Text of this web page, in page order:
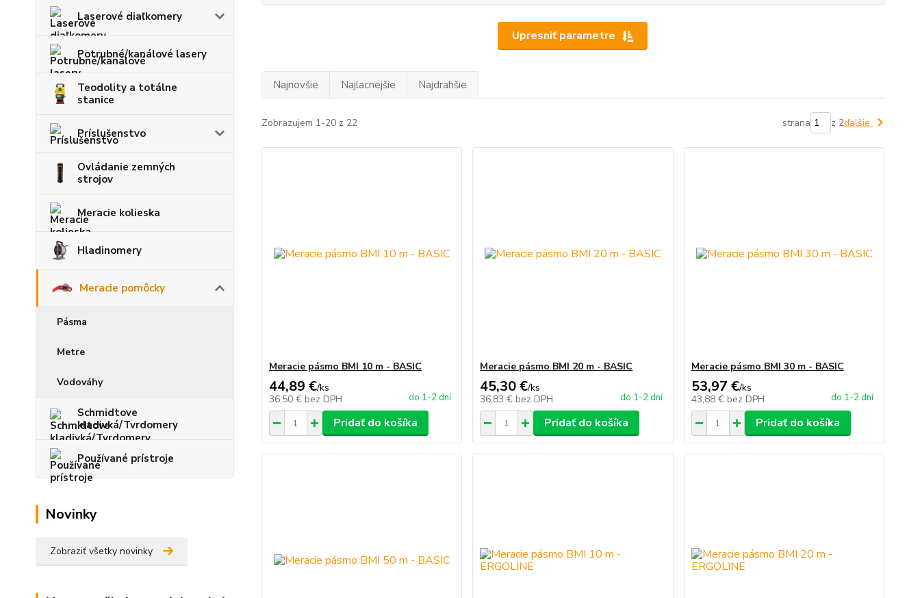
Laserové diaľkomery
Potrubné/kanálové lasery
Teodolity a totálne
stanice
Príslušenstvo
Ovládanie zemných
strojov
Meracie kolieska
Hladinomery
Meracie pomôcky
Pásma
Metre
Vodováhy
Schmidtove
kladivká/Tvrdomery
Používané prístroje
Novinky
Zobraziť všetky novinky
Upresniť parametre
Najnovšie Najlacnejšie Najdrahšie
Zobrazujem 1-20 z 22 strana z 2ďalšie
Meracie pásmo BMI 10 m - BASIC
44,89 €/ks
36,50 € bez DPH do 1-2 dní
Pridať do košíka
Meracie pásmo BMI 20 m - BASIC
45,30 €/ks
36,83 € bez DPH do 1-2 dní
Pridať do košíka
Meracie pásmo BMI 30 m - BASIC
53,97 €/ks
43,88 € bez DPH do 1-2 dní
Pridať do košíka